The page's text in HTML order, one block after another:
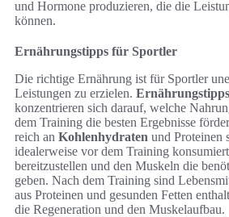
und Hormone produzieren, die die
können.
Ernährungstipps für Sportler
Die richtige Ernährung ist für Sportler
Leistungen zu erzielen.
konzentrieren sich darauf, welche
dem Training die besten Ergebnisse
reich an Kohlenhydraten und Proteinen
idealerweise vor dem Training
bereitzustellen und den Muskeln die
geben. Nach dem Training sind
aus Proteinen und gesunden Fetten
die Regeneration und den Muskelaufbau.